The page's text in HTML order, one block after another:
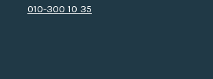
010-300 10 35